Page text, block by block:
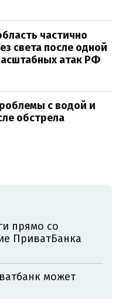
частично
света после одной
атак РФ
с водой и
обстрела
прямо со
ПриватБанка
может